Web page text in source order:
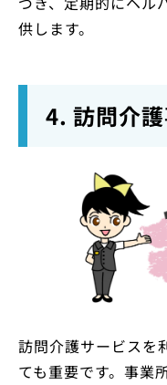
供します。
4. 訪問介
訪問介護サービスを
ても重要です。事業